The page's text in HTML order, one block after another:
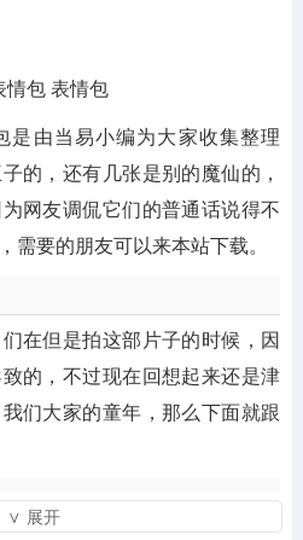
情包 表情包
是由当易小编为大家收集整理
的，还有几张是别的魔仙的，
网友调侃它们的普通话说得不
需要的朋友可以来本站下载。
在但是拍这部片子的时候，因
的，不过现在回想起来还是津
们大家的童年，那么下面就跟
∨ 展开